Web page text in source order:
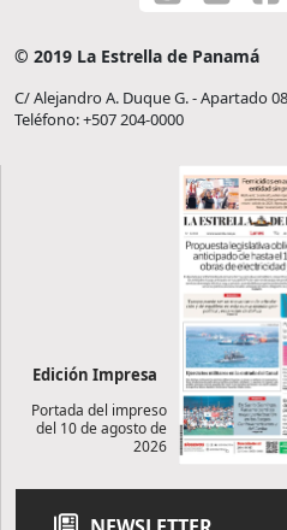
© 2019 La Estrella de Panamá
C/ Alejandro A. Duque G. - Apartado
Teléfono: +507 204-0000
Edición Impresa
Portada del impreso
del 10 de agosto de
2026